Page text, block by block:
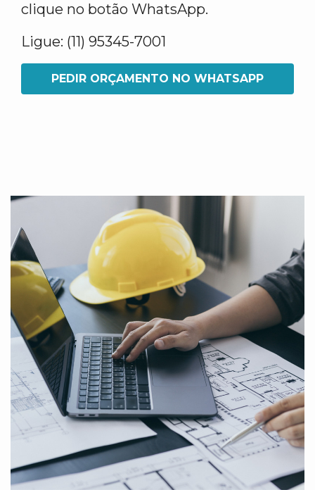
clique no botão WhatsApp.
Ligue: (11) 95345-7001
PEDIR ORÇAMENTO NO WHATSAPP